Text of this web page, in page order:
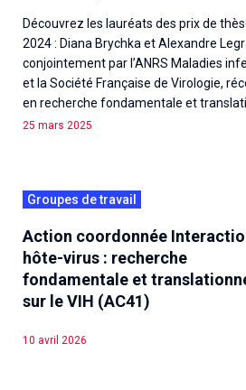
Découvrez les lauréats des prix de
2024 : Diana Brychka et Alexandre
conjointement par l’ANRS Maladies
et la Société Française de Virologie,
en recherche fondamentale et
25 mars 2025
Groupes de travail
Action coordonnée
hôte-virus : recherche
fondamentale et
sur le VIH (AC41)
10 avril 2026